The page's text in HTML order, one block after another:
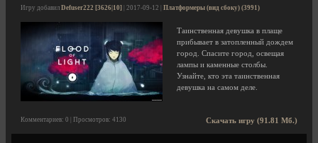
Игру добавил Defuser222 [3626|10] | 2017-09-12 | Платформеры (вид сбоку) (3991)
Таинственная девушка в плаще
прибывает в затопленный дождем
город. Спасите город, освещая
лампы и каменные столбы.
Узнайте, кто эта таинственная
девушка на самом деле.
Скачать игру (91.81 Мб.)
Комментариев: 0 | Просмотров: 4130